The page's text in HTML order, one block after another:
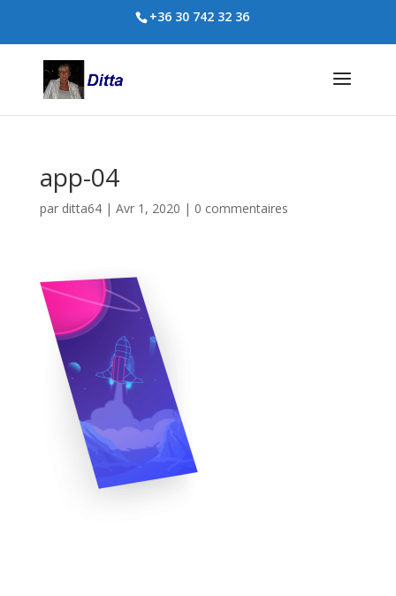
+36 30 742 32 36
app-04
par ditta64| Avr 1, 2020 | 0 commentaires